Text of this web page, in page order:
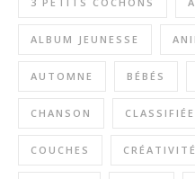
ALBUM JEUNESSE
AUTOMNE BÉBÉS
CHANSON
COUCHES CRÉATIVITÉ